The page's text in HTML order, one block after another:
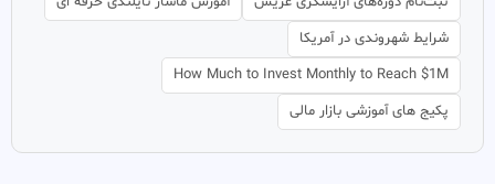
شرایط شهروندی در آمریکا
How Much to Invest Monthly to Reach $1M
پکیج های آموزشی بازار مالی